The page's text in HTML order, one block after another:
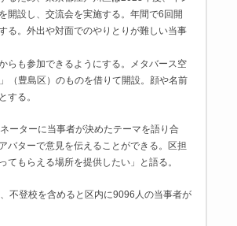
開設し、交流会を実施する。年間で6回開
る。外出や対面でのやりとりが難しい当事
らも参加できるようにする。メタバース空
（豊島区）のものを借りて開設。顔や名前
する。
ーターに当事者が決めたテーマを語り合
バターで意見を伝えることができる。区担
もらえる場所を提供したい」と語る。
不登校を含めると区内に9096人の当事者が